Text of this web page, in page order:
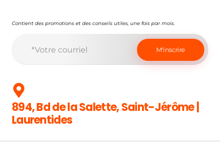
Contient des promotions et des conseils utiles, une fois par mois.
894, Bd de la Salette, Saint-Jérôme |
Laurentides